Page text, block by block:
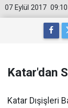
09:10
07 Eylül 2017
Katar'dan
Katar Dışişleri